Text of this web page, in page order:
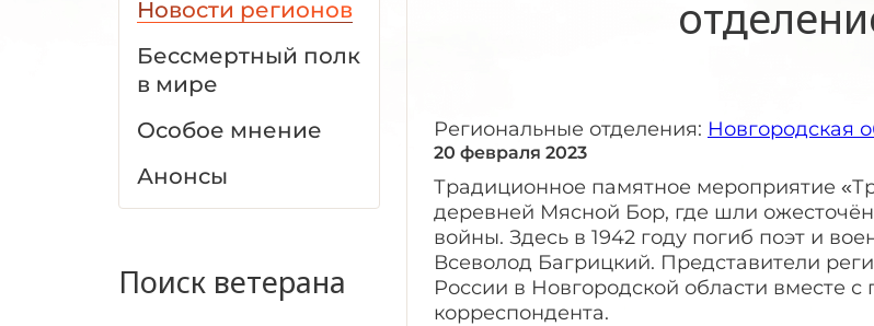
Новости регионов
Бессмертный полк
в мире
Особое мнение
Анонсы
Поиск ветерана
Региональные отделения: Новгородская
20 февраля 2023
Традиционное памятное мероприятие
деревней Мясной Бор, где шли
войны. Здесь в 1942 году погиб поэт и
Всеволод Багрицкий. Представители
России в Новгородской области вместе
корреспондента.